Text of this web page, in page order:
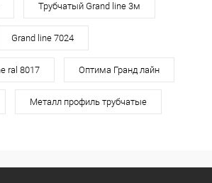
Трубчатый Grand line 3м
Grand line 7024
ral 8017 Оптима Гранд лайн
Металл профиль трубчатые